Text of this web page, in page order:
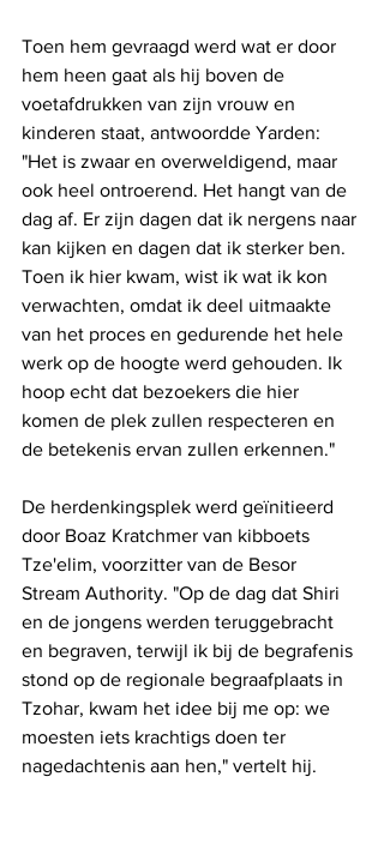
Toen hem gevraagd werd wat er door
hem heen gaat als hij boven de
voetafdrukken van zijn vrouw en
kinderen staat, antwoordde Yarden:
"Het is zwaar en overweldigend, maar
ook heel ontroerend. Het hangt van de
dag af. Er zijn dagen dat ik nergens naar
kan kijken en dagen dat ik sterker ben.
Toen ik hier kwam, wist ik wat ik kon
verwachten, omdat ik deel uitmaakte
van het proces en gedurende het hele
werk op de hoogte werd gehouden. Ik
hoop echt dat bezoekers die hier
komen de plek zullen respecteren en
de betekenis ervan zullen erkennen."
De herdenkingsplek werd geïnitieerd
door Boaz Kratchmer van kibboets
Tze'elim, voorzitter van de Besor
Stream Authority. "Op de dag dat Shiri
en de jongens werden teruggebracht
en begraven, terwijl ik bij de begrafenis
stond op de regionale begraafplaats in
Tzohar, kwam het idee bij me op: we
moesten iets krachtigs doen ter
nagedachtenis aan hen," vertelt hij.